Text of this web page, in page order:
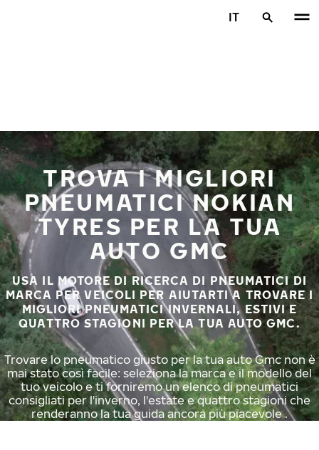
IT
TROVA I MIGLIORI
PNEUMATICI NOKIAN
TYRES PER LA TUA
AUTO GMC
USA IL MOTORE DI RICERCA DI PNEUMATICI DI
MARCA PER VEICOLI PER AIUTARTI A TROVARE I
MIGLIORI PNEUMATICI INVERNALI, ESTIVI E
QUATTRO STAGIONI PER LA TUA AUTO GMC.
Trovare lo pneumatico giusto per la tua auto Gmc non è
mai stato così facile: seleziona la marca e il modello del
tuo veicolo e ti forniremo un elenco di pneumatici
consigliati per l'inverno, l'estate e quattro stagioni che
renderanno la tua guida ancora più piacevole .